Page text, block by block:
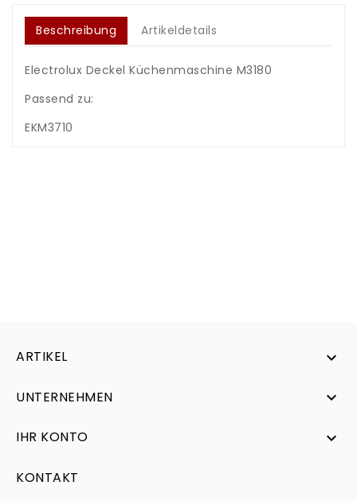
Beschreibung Artikeldetails
Electrolux Deckel Küchenmaschine M3180
Passend zu:
EKM3710
ARTIKEL 
UNTERNEHMEN 
IHR KONTO 
KONTAKT